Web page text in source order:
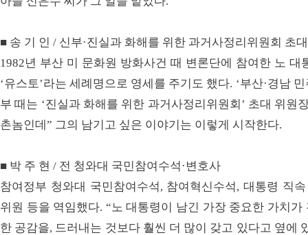
■ 송 기 인 / 신부·진실과 화해를 위한 과거사정리위원회 초
1982년 부산 미 문화원 방화사건 때 변론단에 참여한 노 대
‘유스토’라는 세례명으로 영세를 주기도 했다. ‘부산·경남
부 때는 ‘진실과 화해를 위한 과거사정리위원회’ 초대 위원
촌놈인데” 그의 남기고 싶은 이야기는 이렇게 시작한다.
■ 박 주 현 / 전 청와대 국민참여수석·변호사
참여정부 청와대 국민참여수석, 참여혁신수석, 대통령 직
위원 등을 역임했다. “노 대통령이 남긴 가장 중요한 가치
한 공감을, 드러내는 것보다 훨씬 더 많이 갖고 있다고 옆에